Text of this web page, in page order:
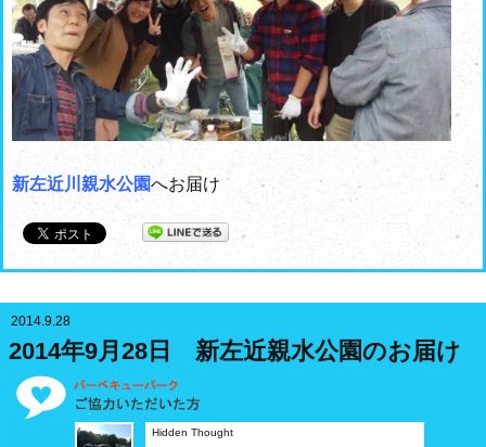
新左近川親水公園へお届け
2014.9.28
2014年9月28日 新左近親水公園のお届け
Hidden Thought